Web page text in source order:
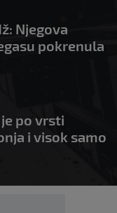
Njegova
pokrenula
po vrsti
i visok samo